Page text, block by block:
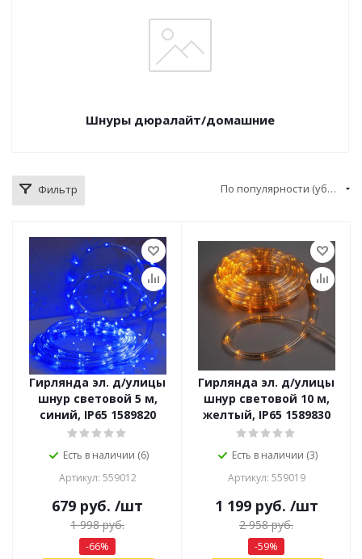
Шнуры дюралайт/домашние
Фильтр По популярности (убывание)
Гирлянда эл. д/улицы
шнур световой 5 м,
синий, IP65 1589820
Есть в наличии (6)
Артикул: 559012
679 руб. /шт
1 998руб.
-66%
Гирлянда эл. д/улицы
шнур световой 10 м,
желтый, IP65 1589830
Есть в наличии (3)
Артикул: 559019
1 199руб. /шт
2 958руб.
-59%